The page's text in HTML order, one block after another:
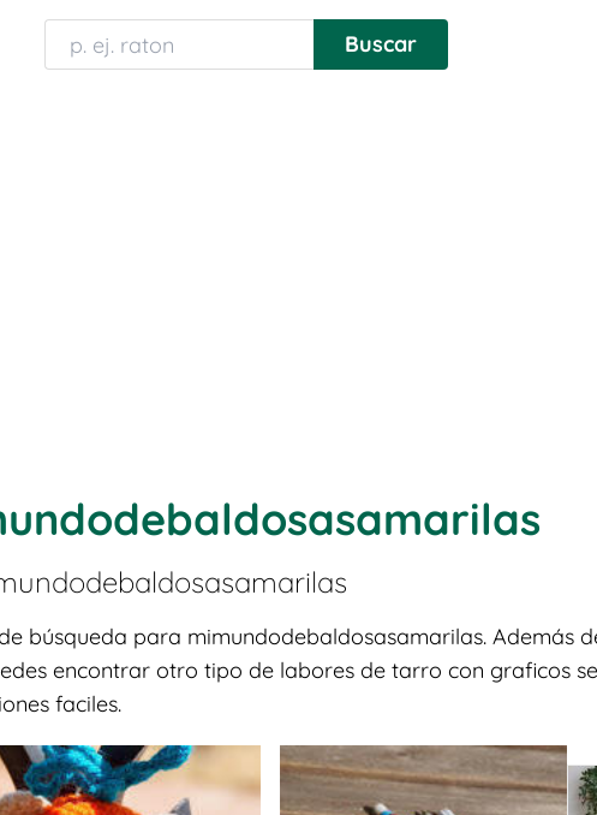
búsqueda para mimundodebaldosasamarilas. Además
encontrar otro tipo de labores de tarro con graficos
faciles.